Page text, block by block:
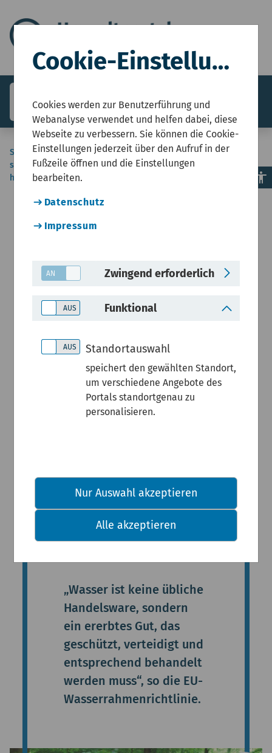
search menuMenü
Sie
sind
hier:
Start
Umweltzustandsbericht NRW
Boden und Wasser
Wasserwirtschaft
Der Zustand unserer Fließgewässer und des
Grundwassers
Der
Zustand
unserer
Fließgewäs
des
Grundwass
ers
„Wasser ist keine übliche
Handelsware, sondern
ein ererbtes Gut, das
geschützt, verteidigt und
entsprechend behandelt
werden muss“, so die EU-
Wasserrahmenrichtlinie.
Cookie-Einstellungen
Cookies werden zur Benutzerführung und
Webanalyse verwendet und helfen dabei, diese
Webseite zu verbessern. Sie können die Cookie-
Einstellungen jederzeit über den Aufruf in der
Fußzeile öffnen und die Einstellungen
bearbeiten.
Datenschutz
Impressum
Zwingend erforderlich
Funktional
Standortauswahl
speichert den gewählten Standort,
um verschiedene Angebote des
Portals standortgenau zu
personalisieren.
Nur Auswahl akzeptieren
Alle akzeptieren
accessibility